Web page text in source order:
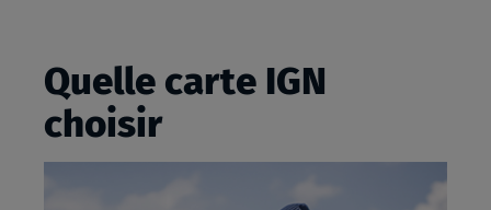
Quelle carte IGN
choisir